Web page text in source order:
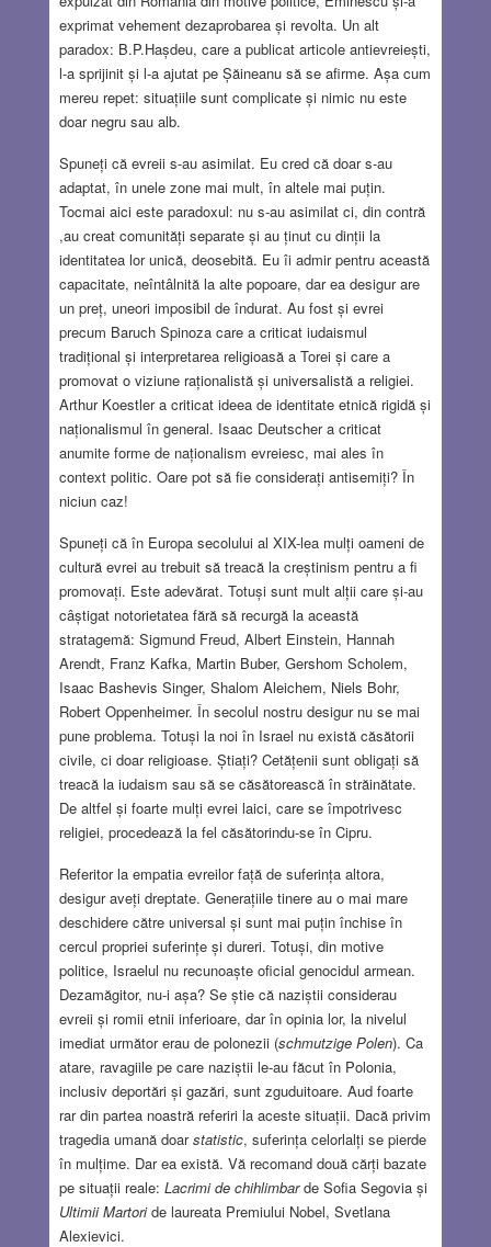
exprimat vehement dezaprobarea și revolta. Un alt
paradox: B.P.Hașdeu, care a publicat articole antievreiești,
l-a sprijinit și l-a ajutat pe Șăineanu să se afirme. Așa cum
mereu repet: situațiile sunt complicate și nimic nu este
doar negru sau alb.
Spuneți că evreii s-au asimilat. Eu cred că doar s-au
adaptat, în unele zone mai mult, în altele mai puțin.
Tocmai aici este paradoxul: nu s-au asimilat ci, din contră
,au creat comunități separate și au ținut cu dinții la
identitatea lor unică, deosebită. Eu îi admir pentru această
capacitate, neîntâlnită la alte popoare, dar ea desigur are
un preț, uneori imposibil de îndurat. Au fost și evrei
precum Baruch Spinoza care a criticat iudaismul
tradițional și interpretarea religioasă a Torei și care a
promovat o viziune raționalistă și universalistă a religiei.
Arthur Koestler a criticat ideea de identitate etnică rigidă și
naționalismul în general. Isaac Deutscher a criticat
anumite forme de naționalism evreiesc, mai ales în
context politic. Oare pot să fie considerați antisemiți? În
niciun caz!
Spuneți că în Europa secolului al XIX-lea mulți oameni de
cultură evrei au trebuit să treacă la creștinism pentru a fi
promovați. Este adevărat. Totuși sunt mult alții care și-au
câștigat notorietatea fără să recurgă la această
stratagemă: Sigmund Freud, Albert Einstein, Hannah
Arendt, Franz Kafka, Martin Buber, Gershom Scholem,
Isaac Bashevis Singer, Shalom Aleichem, Niels Bohr,
Robert Oppenheimer. În secolul nostru desigur nu se mai
pune problema. Totuși la noi în Israel nu există căsătorii
civile, ci doar religioase. Știați? Cetățenii sunt obligați să
treacă la iudaism sau să se căsătorească în străinătate.
De altfel și foarte mulți evrei laici, care se împotrivesc
religiei, procedează la fel căsătorindu-se în Cipru.
Referitor la empatia evreilor față de suferința altora,
desigur aveți dreptate. Generațiile tinere au o mai mare
deschidere către universal și sunt mai puțin închise în
cercul propriei suferințe și dureri. Totuși, din motive
politice, Israelul nu recunoaște oficial genocidul armean.
Dezamăgitor, nu-i așa? Se știe că naziștii considerau
evreii și romii etnii inferioare, dar în opinia lor, la nivelul
imediat următor erau de polonezii (schmutzige Polen). Ca
atare, ravagiile pe care naziștii le-au făcut în Polonia,
inclusiv deportări și gazări, sunt zguduitoare. Aud foarte
rar din partea noastră referiri la aceste situații. Dacă privim
tragedia umană doarstatistic, suferința celorlalți se pierde
în mulțime. Dar ea există. Vă recomand două cărți bazate
pe situații reale: Lacrimi de chihlimbarde Sofia Segovia și
Ultimii Martoride laureata Premiului Nobel, Svetlana
Alexievici.